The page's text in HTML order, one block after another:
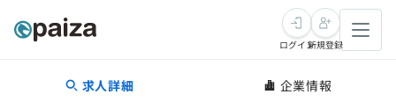
転職・キャリア
ログイン新規登録
求人詳細 企業情報